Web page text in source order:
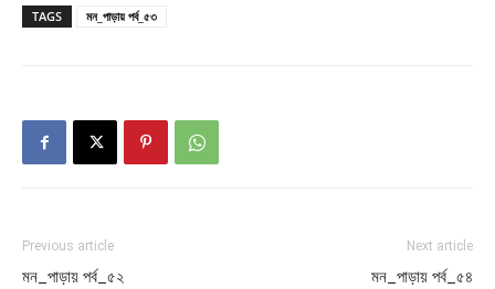
TAGS মন_পাড়ায় পর্ব_৫৩
Previous article
মন_পাড়ায় পর্ব_৫২
Next article
মন_পাড়ায় পর্ব_৫৪